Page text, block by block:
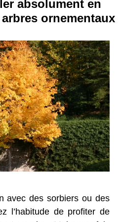
absolument en
ornementaux
avec des sorbiers ou des
l’habitude de profiter de